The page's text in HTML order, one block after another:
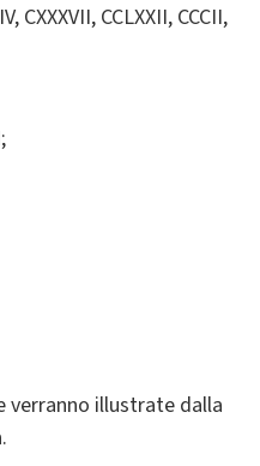
CXXXVII, CCLXXII, CCCII,
verranno illustrate dalla